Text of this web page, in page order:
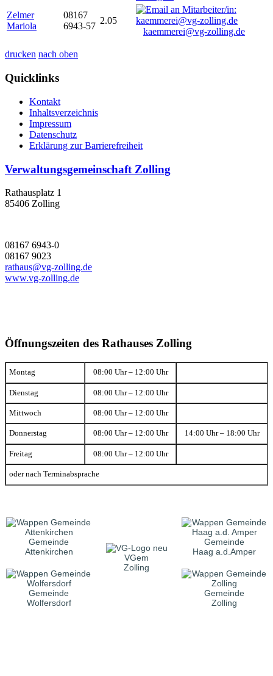
Zelmer
Mariola
08167
6943-57
2.05
kaemmerei@vg-zolling.de
drucken nach oben
Quicklinks
Kontakt
Inhaltsverzeichnis
Impressum
Datenschutz
Erklärung zur Barrierefreiheit
Verwaltungsgemeinschaft Zolling
Rathausplatz 1
85406 Zolling
08167 6943-0
08167 9023
rathaus@vg-zolling.de
www.vg-zolling.de
Öffnungszeiten des Rathauses Zolling
Montag 08:00 Uhr – 12:00 Uhr
Dienstag 08:00 Uhr – 12:00 Uhr
Mittwoch 08:00 Uhr – 12:00 Uhr
Donnerstag 08:00 Uhr – 12:00 Uhr 14:00 Uhr – 18:00 Uhr
Freitag 08:00 Uhr – 12:00 Uhr
oder nach Terminabsprache
Gemeinde
Attenkirchen
VGem
Zolling
Gemeinde
Haag a.d.Amper
Gemeinde
Wolfersdorf
Gemeinde
Zolling